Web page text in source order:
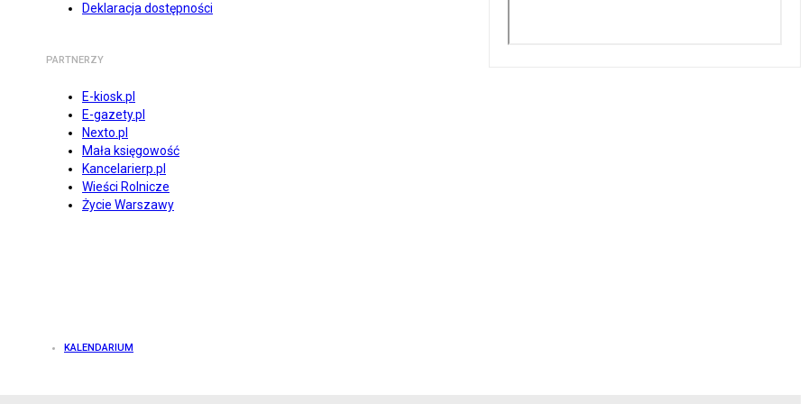
Deklaracja dostępności
PARTNERZY
E-kiosk.pl
E-gazety.pl
Nexto.pl
Mała księgowość
Kancelarierp.pl
Wieści Rolnicze
Życie Warszawy
KALENDARIUM